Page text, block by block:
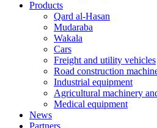
Products
Qard al-Hasan
Mudaraba
Wakala
Cars
Freight and utility vehicles
Road construction
Industrial equipment
Agricultural machinery
Medical equipment
News